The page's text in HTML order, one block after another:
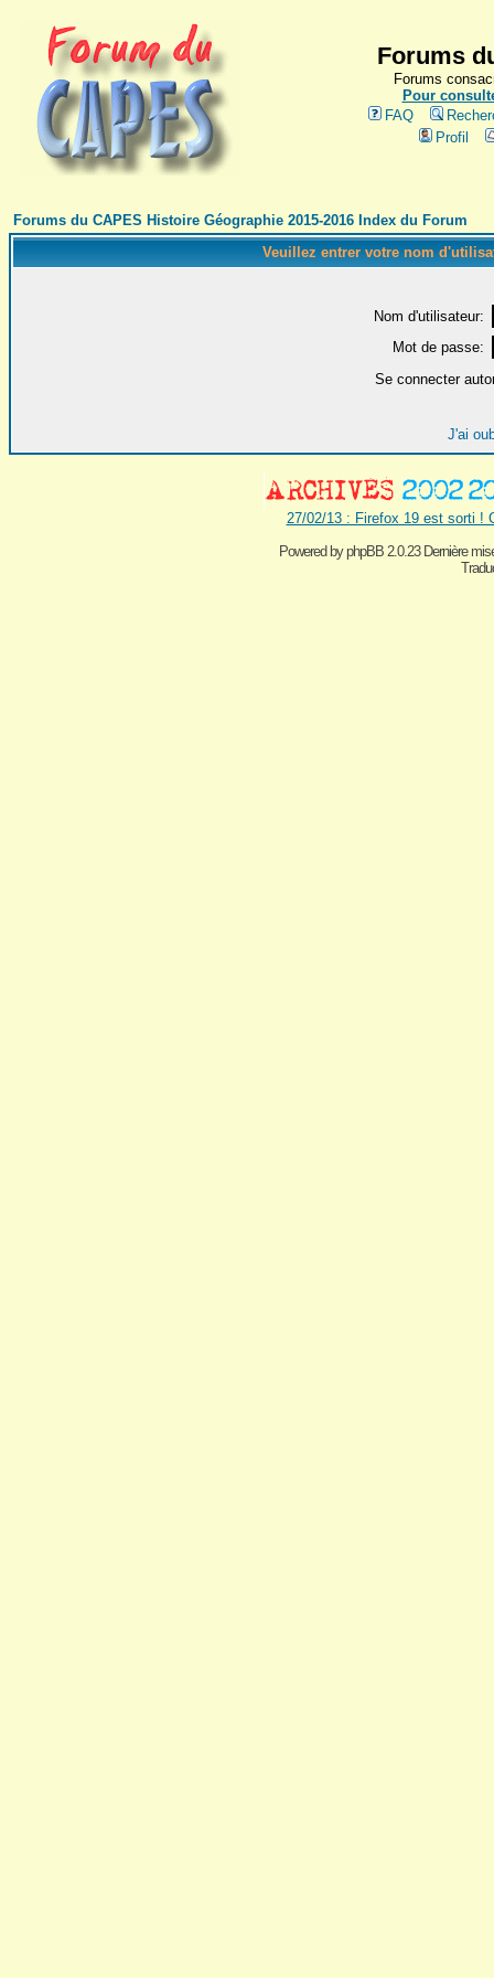
Forums
Forums
Pour
FAQ
Profil
Forums du CAPES Histoire Géographie 2015-2016 Index du Forum
Veuillez entrer votre nom
Nom d'utilisateur:
Mot de passe:
Se connecter
J'ai
27/02/13 : Firefox 19 est sorti !
Powered byphpBB 2.0.23 Dernière